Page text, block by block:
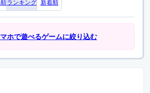
ランキング 新着順
ホで遊べるゲームに絞り込む